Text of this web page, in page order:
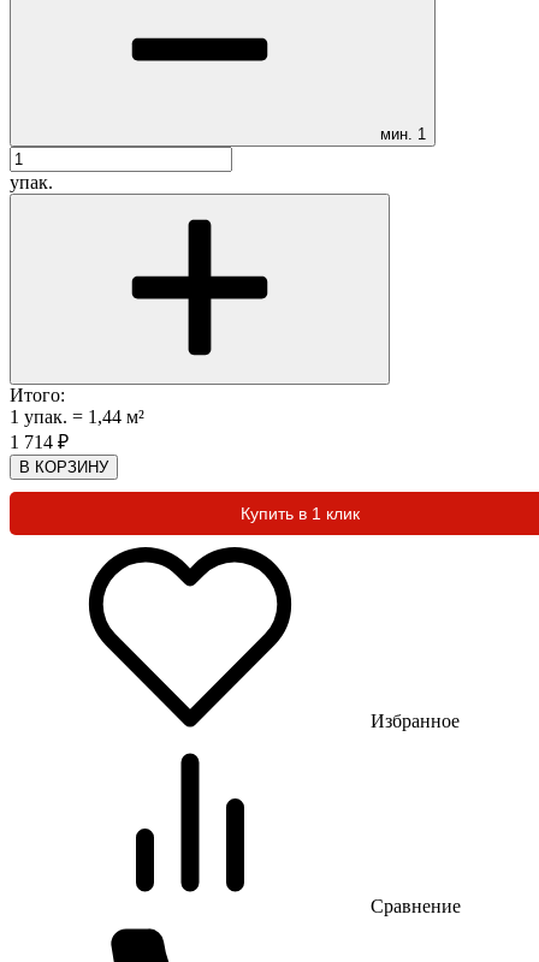
мин. 1
упак.
Итого:
1 упак. = 1,44 м²
1 714 ₽
В КОРЗИНУ
Купить в 1 клик
Избранное
Сравнение